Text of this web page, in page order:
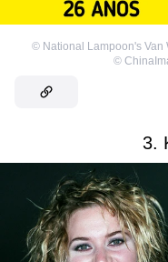
© National Lampoon's
©
3.